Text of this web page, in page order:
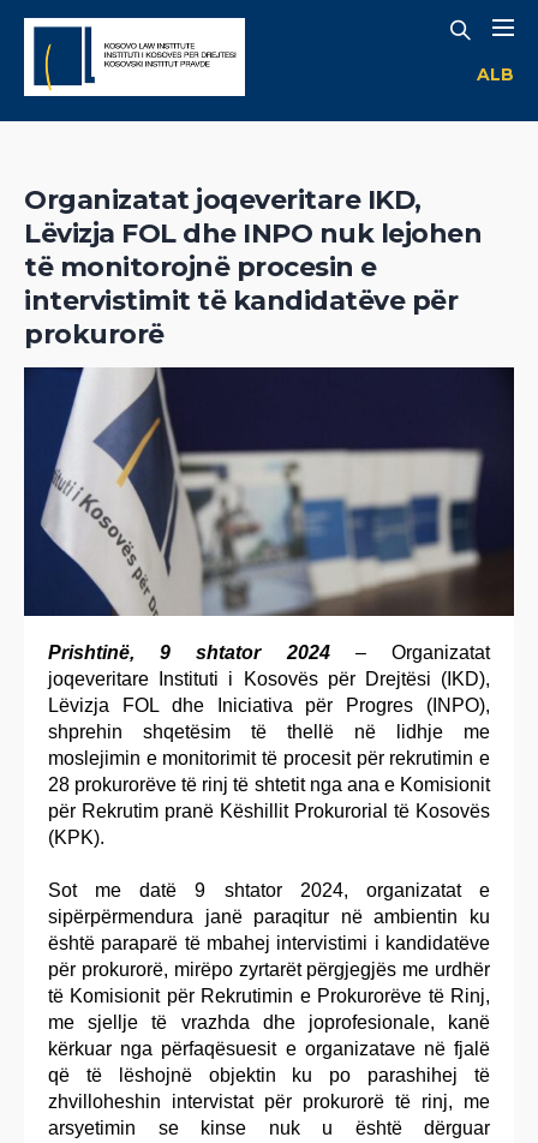
ALB
Organizatat joqeveritare IKD,
Lëvizja FOL dhe INPO nuk lejohen
të monitorojnë procesin e
intervistimit të kandidatëve për
prokurorë
Prishtinë, 9 shtator 2024– Organizatat
joqeveritare Instituti i Kosovës për Drejtësi (IKD),
Lëvizja FOL dhe Iniciativa për Progres (INPO),
shprehin shqetësim të thellë në lidhje me
moslejimin e monitorimit të procesit për rekrutimin e
28 prokurorëve të rinj të shtetit nga ana e Komisionit
për Rekrutim pranë Këshillit Prokurorial të Kosovës
(KPK).
Sot me datë 9 shtator 2024, organizatat e
sipërpërmendura janë paraqitur në ambientin ku
është paraparë të mbahej intervistimi i kandidatëve
për prokurorë, mirëpo zyrtarët përgjegjës me urdhër
të Komisionit për Rekrutimin e Prokurorëve të Rinj,
me sjellje të vrazhda dhe joprofesionale, kanë
kërkuar nga përfaqësuesit e organizatave në fjalë
që të lëshojnë objektin ku po parashihej të
zhvilloheshin intervistat për prokurorë të rinj, me
arsyetimin se kinse nuk u është dërguar